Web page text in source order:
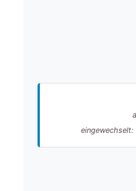
eingewechselt: